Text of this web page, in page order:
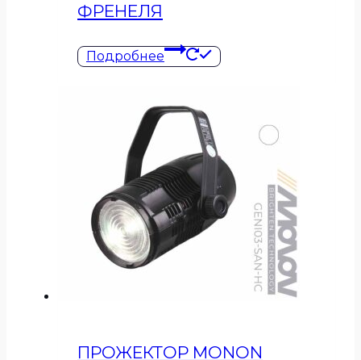
ФРЕНЕЛЯ
Подробнее
ПРОЖЕКТОР MONON